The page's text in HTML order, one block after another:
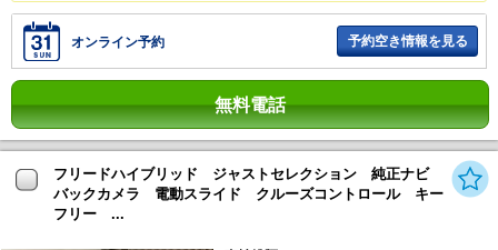
オンライン予約 予約空き情報を見る
無料電話
フリードハイブリッド ジャストセレクション 純正ナビ
バックカメラ 電動スライド クルーズコントロール キー
フリー ...